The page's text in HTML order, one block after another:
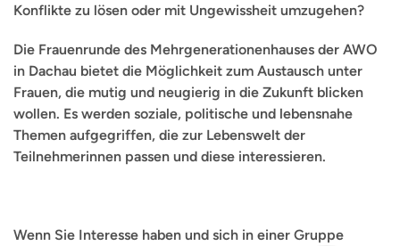
Konflikte zu lösen oder mit Ungewissheit umzugehen?
Die Frauenrunde des Mehrgenerationenhauses der AWO
in Dachau bietet die Möglichkeit zum Austausch unter
Frauen, die mutig und neugierig in die Zukunft blicken
wollen. Es werden soziale, politische und lebensnahe
Themen aufgegriffen, die zur Lebenswelt der
Teilnehmerinnen passen und diese interessieren.
Wenn Sie Interesse haben und sich in einer Gruppe